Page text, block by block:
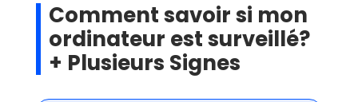
Comment savoir si mon
ordinateur est surveillé?
+ Plusieurs Signes